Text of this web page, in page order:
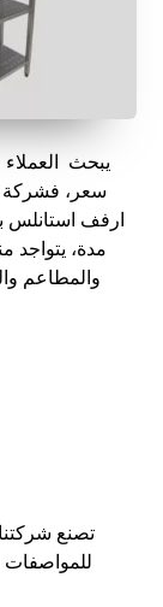
يبحث
سعر، فشركة
ارفف
مدة، يتواجد
والمطاعم
تصنع
للمواصفات